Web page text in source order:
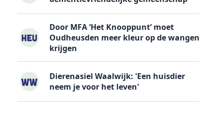
Door MFA ‘Het Knooppunt’ moet
Oudheusden meer kleur op de wangen
krijgen
Dierenasiel Waalwijk: 'Een huisdier
neem je voor het leven'